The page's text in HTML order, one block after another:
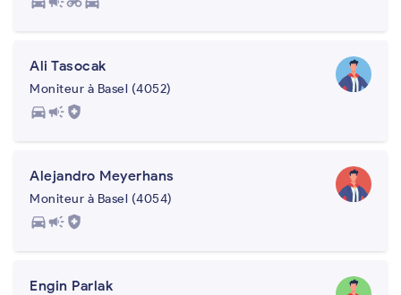
Ali Tasocak
Moniteur à Basel (4052)
directions_carcampaign health_and_safety
Alejandro Meyerhans
Moniteur à Basel (4054)
directions_carcampaign health_and_safety
Engin Parlak